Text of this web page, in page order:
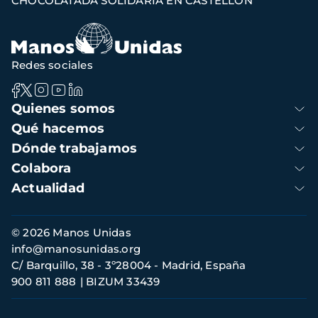
de
navegación
Navegación
principal
Quienes somos
Qué hacemos
Dónde trabajamos
Colabora
Actualidad
Redes sociales
Información
de
contacto
© 2026 Manos Unidas
C/ Barquillo, 38 - 3º28004 - Madrid, España
900 811 888
BIZUM 33439
info@manosunidas.org